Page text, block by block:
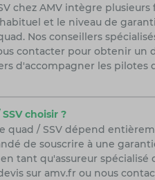
chez AMV intègre
et le niveau de
Nos conseillers
contacter pour obtenir
d'accompagner les
choisir ?
quad / SSV dépend
de souscrire à une
tant qu'assureur
sur amv.fr ou nous